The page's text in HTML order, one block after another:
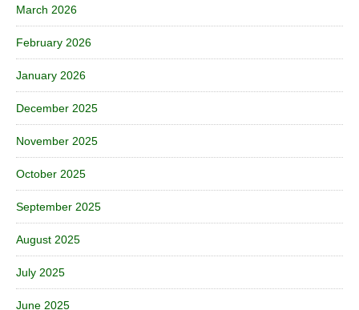
March 2026
February 2026
January 2026
December 2025
November 2025
October 2025
September 2025
August 2025
July 2025
June 2025